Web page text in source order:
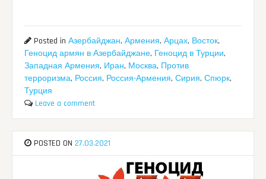
Posted inАзербайджан,Армения,Арцах, Восток,
Геноцид армян в Азербайджане, Геноцид в Турции,
Западная Армения, Иран, Москва, Против
терроризма, Россия, Россия-Армения,Сирия,Спюрк,
Турция
Leave a comment
POSTED ON 27.03.2021